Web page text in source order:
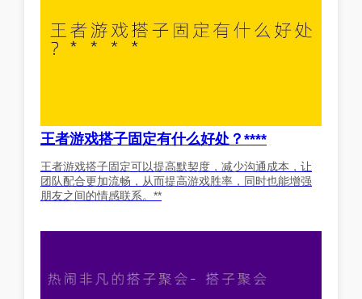
王者游戏搭子固定有什么好处？****
王者游戏搭子固定可以提高默契度，减少沟通成本，让
团队配合更加流畅，从而提高游戏胜率，同时也能增强
朋友之间的情感联系。**